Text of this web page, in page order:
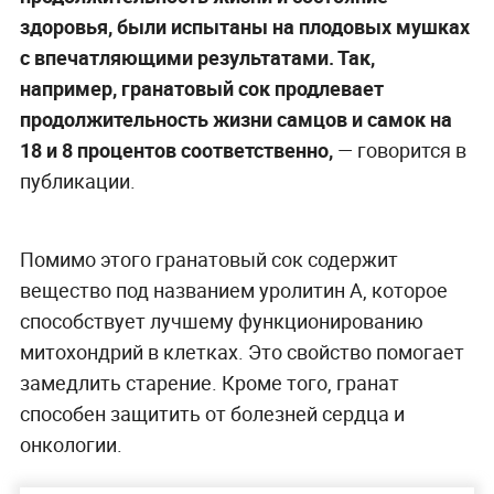
здоровья, были испытаны на плодовых мушках
с впечатляющими результатами. Так,
например, гранатовый сок продлевает
продолжительность жизни самцов и самок на
18 и 8 процентов соответственно,— говорится в
публикации.
Помимо этого гранатовый сок содержит
вещество под названием уролитин А, которое
способствует лучшему функционированию
митохондрий в клетках. Это свойство помогает
замедлить старение. Кроме того, гранат
способен защитить от болезней сердца и
онкологии.